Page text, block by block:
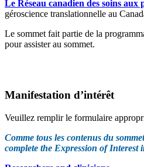
Le Réseau canadien des soins aux
géroscience translationnelle au
Le sommet fait partie de la
pour assister au sommet.
Manifestation d’intérêt
Veuillez remplir le formulaire
Comme tous les contenus du
complete the Expression of Interest